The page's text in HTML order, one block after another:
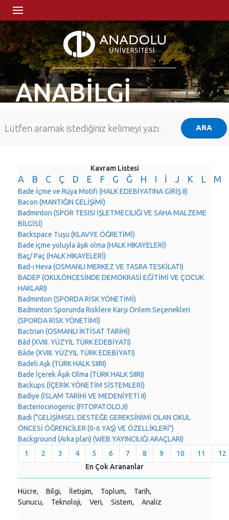
ANABİLGİ
Kavram Listesi
A B C Ç D E F G Ğ H I İ J K L M
Bade İçme ve Rüya Motifi (HALK EDEBİYATINA GİRİŞ II)
Bacon (MANTIĞIN GELİŞİMİ)
Badminton (SPOR TESISI İŞLETMECILIĞI VE SAHA MALZEME
BİLGİSİ)
Backspace Tuşu (KLAVYE ÖĞRETİMİ)
Bade içme yoluyla âşık olma (HALK HIKAYELERİ)
Baç/ Paç (HALK HIKAYELERİ)
Bad-ı Heva (OSMANLI MERKEZ VE TASRA TESKİLATI)
BADEP (OKULÖNCESİNDE DEMOKRASİ EĞİTİMİ VE ÇOCUK
HAKLARI)
Badminton (SPORDA RİSK YÖNETİMİ)
Badminton Sporunda Risklere Karşı Önlem Seçenekleri
(SPORDA RİSK YÖNETİMİ)
Bactrian (OSMANLI İKTİSAT TARİHİ)
Bâd (XVIII. YÜZYIL TÜRK EDEBİYATI)
Bâde (XVIII. YÜZYIL TÜRK EDEBİYATI)
Badeli Aşk (TÜRK HALK SIIRI)
Bade İçerek Âşık Olma (TÜRK HALK SIIRI)
Backups (İÇERİK YÖNETİM SİSTEMLERİ)
Badiye (İSLAM TARİHİ VE MEDENİYETİ II)
Bacteriocinogenic (FITOPATOLOJI)
Badi ("GELİŞİMSEL DESTEĞE GEREKSİNİMİ OLAN OKUL
ÖNCESİ ÖĞRENCİLER (0-6 YAŞ) VE ÖZELLİKLERİ")
Background (Arka plan) (WEB YAYINCILIĞI ARAÇLARI)
1
2 3 4 5 6 7 8 9 10 11
12
En Çok Arananlar
Hücre, Bilgi, İletişim, Toplum,
Tarih,
Sunucu,
Teknoloji, Veri, Sistem, Analiz